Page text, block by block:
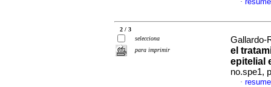
·
2 / 3
selecciona
para imprimir
Gallardo-
el
epitelial
no.spe1,
·